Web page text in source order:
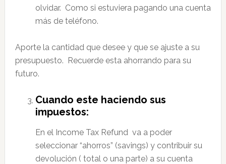
olvidar. Como si estuviera pagando una cuenta
más de teléfono.
Aporte la cantidad que desee y que se ajuste a su
presupuesto. Recuerde esta ahorrando para su
futuro.
Cuando este haciendo sus
impuestos:
En el Income Tax Refund va a poder
seleccionar “ahorros” (savings) y contribuir su
devolución ( total o una parte) a su cuenta